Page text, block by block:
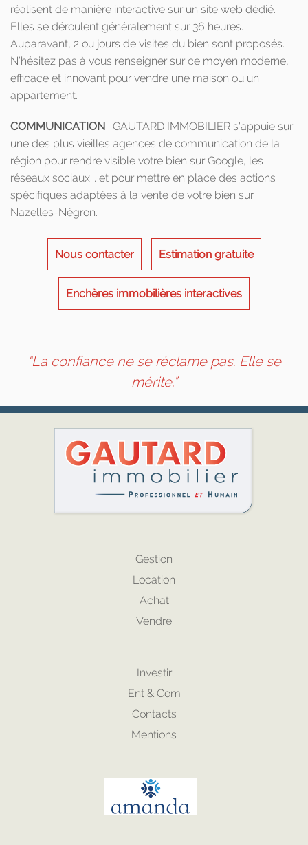
réalisent de manière interactive sur un site web dédié.
Elles se déroulent généralement sur 36 heures.
Auparavant, 2 ou jours de visites du bien sont proposés.
N'hésitez pas à vous renseigner sur ce moyen moderne,
efficace et innovant pour vendre une maison ou un
appartement.
COMMUNICATION : GAUTARD IMMOBILIER s'appuie sur
une des plus vieilles agences de communication de la
région pour rendre visible votre bien sur Google, les
réseaux sociaux... et pour mettre en place des actions
spécifiques adaptées à la vente de votre bien sur
Nazelles-Négron.
Nous contacter Estimation gratuite
Enchères immobilières interactives
“La confiance ne se réclame pas. Elle se
mérite.”
Gestion
Location
Achat
Vendre
Investir
Ent & Com
Contacts
Mentions